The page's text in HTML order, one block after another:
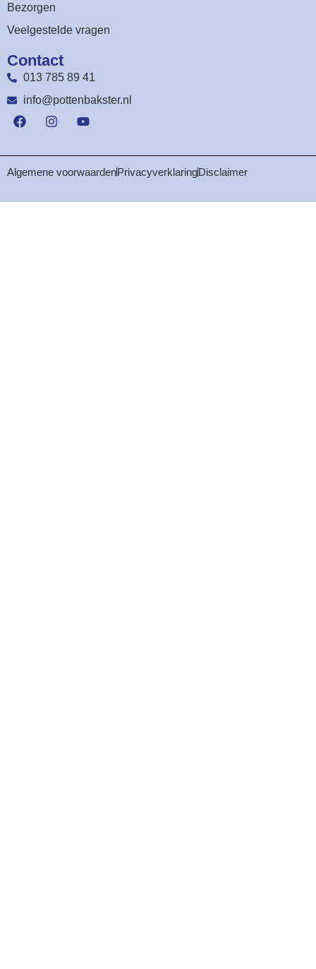
Bezorgen
Veelgestelde vragen
Contact
013 785 89 41
info@pottenbakster.nl
Algemene voorwaardenPrivacyverklaringDisclaimer